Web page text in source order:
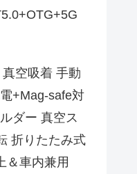
空吸着 手動
+Mag-safe対
ダー 真空ス
折りたたみ式
＆車内兼用